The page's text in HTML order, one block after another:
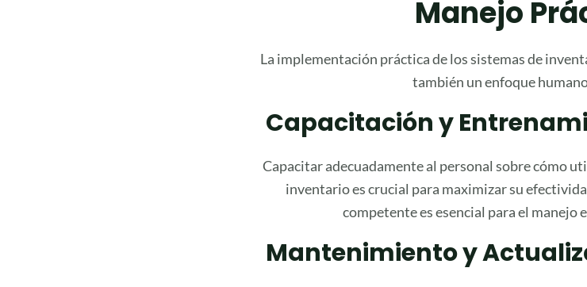
Manejo
La implementación práctica de los sistemas de
también un enfoque
Capacitación y
Capacitar adecuadamente al personal sobre cómo
inventario es crucial para maximizar su
competente es esencial para el manejo
Mantenimiento y